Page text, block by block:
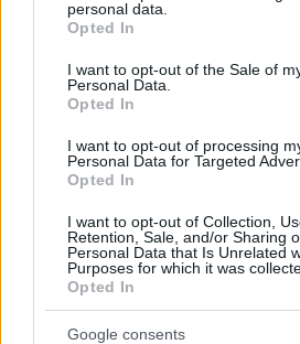
grant or deny consent to Google and
use your data for below specified
consent section.
personal data.
Opted In
I want to opt-out of the Sale of
Personal Data.
Opted In
I want to opt-out of processing
Personal Data for Targeted
Opted In
I want to opt-out of Collection,
Retention, Sale, and/or Sharing
Personal Data that Is Unrelated
Purposes for which it was
Opted In
Google consents
Staks: Πώς μια cool καντίνα
Από brunch μέχρι δείπνο δίπλα
στο κύμα: Γιατί στο Bolivar πας
(και) για το φαγητό του